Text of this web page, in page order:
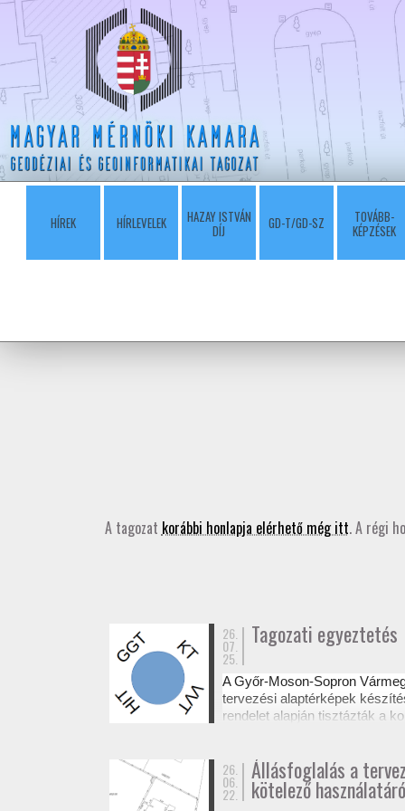
HÍREK HÍRLEVELEK
HAZAY ISTVÁN
DÍJ
GD-T/GD-SZ
TOVÁBB-
KÉPZÉSEK
A tagozat korábbi honlapja elérhető még itt. A régi
26.
07.
25.
Tagozati egyeztetés
A Győr-Moson-Sopron
tervezési alaptérképek
rendelet alapján tisztázták a
26.
06.
22.
Állásfoglalás a
kötelező